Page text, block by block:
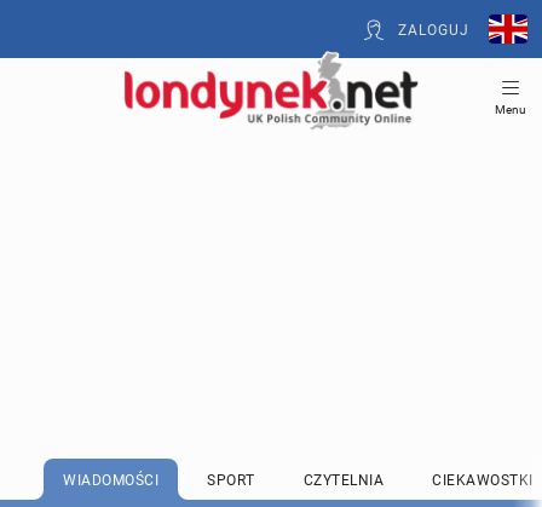
ZALOGUJ
Menu
WIADOMOŚCI SPORT CZYTELNIA CIEKAWOSTKI